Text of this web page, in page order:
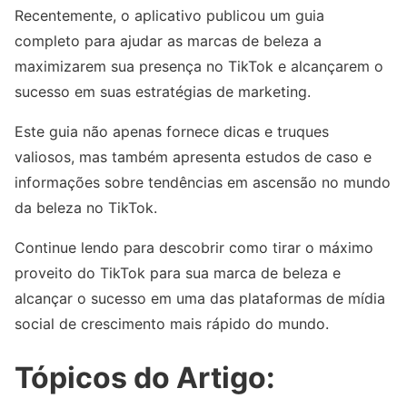
Recentemente, o aplicativo publicou um guia
completo para ajudar as marcas de beleza a
maximizarem sua presença no TikTok e alcançarem o
sucesso em suas estratégias de marketing.
Este guia não apenas fornece dicas e truques
valiosos, mas também apresenta estudos de caso e
informações sobre tendências em ascensão no mundo
da beleza no TikTok.
Continue lendo para descobrir como tirar o máximo
proveito do TikTok para sua marca de beleza e
alcançar o sucesso em uma das plataformas de mídia
social de crescimento mais rápido do mundo.
Tópicos do Artigo: